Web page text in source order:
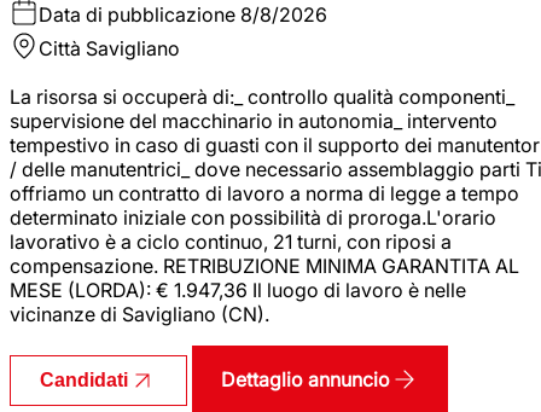
Data di pubblicazione 8/8/2026
Città Savigliano
La risorsa si occuperà di:_ controllo qualità componenti_
supervisione del macchinario in autonomia_ intervento
tempestivo in caso di guasti con il supporto dei
/ delle manutentrici_ dove necessario assemblaggio parti Ti
offriamo un contratto di lavoro a norma di legge a tempo
determinato iniziale con possibilità di proroga.L'orario
lavorativo è a ciclo continuo, 21 turni, con riposi a
compensazione. RETRIBUZIONE MINIMA GARANTITA AL
MESE (LORDA): € 1.947,36 Il luogo di lavoro è nelle
vicinanze di Savigliano (CN).
Candidati Dettaglio annuncio